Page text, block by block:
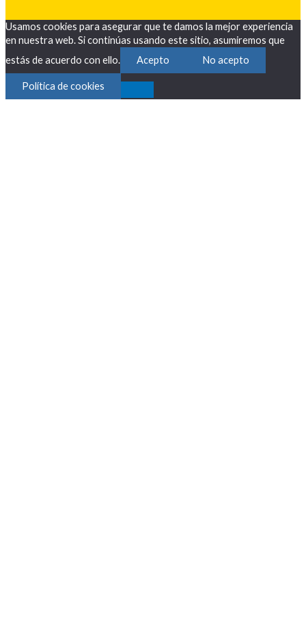
Usamos cookies para asegurar que te damos la mejor experiencia
en nuestra web. Si continúas usando este sitio, asumiremos que
estás de acuerdo con ello.
Acepto No acepto
Política de cookies